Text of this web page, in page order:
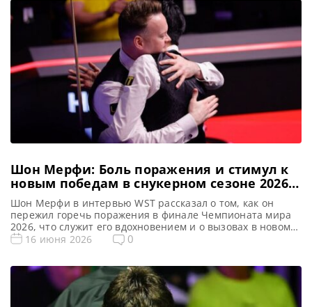
Формат Лиги Чемпионов 2026 (рейтинговый) Подробный
формат Championship League Турнир разделен на три
этапа, при этом […]
Шон Мерфи: Боль поражения и стимул к
новым победам в снукерном сезоне 2026-
27
Шон Мерфи в интервью WST рассказал о том, как он
пережил горечь поражения в финале Чемпионата мира
2026, что служит его вдохновением и о вызовах в новом
снукерном сезоне 2026-27, сообщает WST Прошлый месяц
мира в Крусибле он уступил У […]
16 июня 2026 0